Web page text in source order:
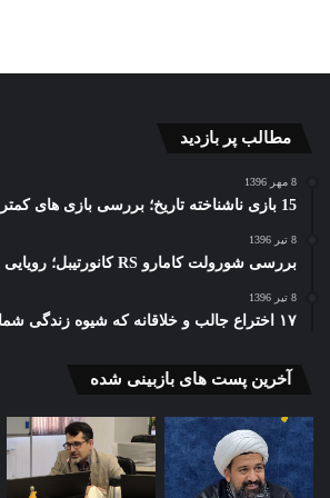
توان پتانسیل زیادی را برای
بازاریابی و تبلیغات، خرده
نمایشگرهای سازگار پذیر (نرخ رفرش
مطالب پر بازدید
8 مهر 1396
15 بازی ناشناخته تاریخ؛ بررسی بازی های کمتر دیده شده نسل قبل
8 تیر 1396
بررسی شورولت کامارو RS کانورتیبل؛ رویایی برای مسافرت تابستانی
8 تیر 1396
۱۷ اختراع جالب و خلاقانه که شیوه زندگی شما را تغییر خواهند داد
آخرین پست های بازبینی شده